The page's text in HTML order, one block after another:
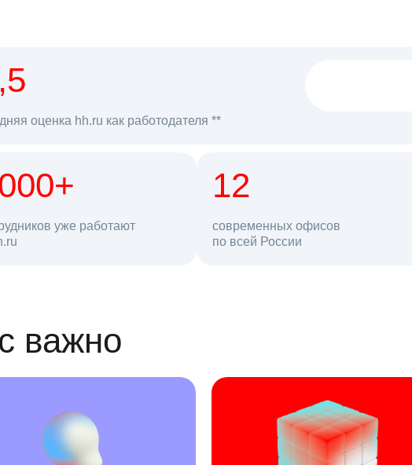
оценка hh.ru как работодателя **
уже работают
68 млн 12
современных офисов
по всей Россиипользователей в день
важно